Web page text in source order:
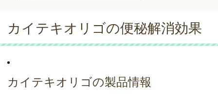
カイテキオリゴの便秘解消効果
カイテキオリゴの製品情報